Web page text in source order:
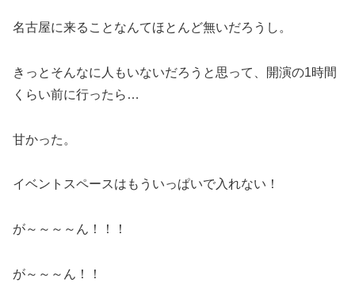
名古屋に来ることなんてほとんど無いだろうし。
きっとそんなに人もいないだろうと思って、開演の1時間
くらい前に行ったら…
甘かった。
イベントスペースはもういっぱいで入れない！
が～～～～ん！！！
が～～～ん！！